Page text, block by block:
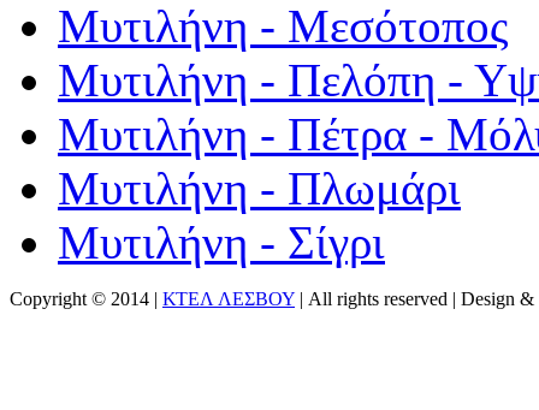
Μυτιλήνη - Μεσότοπος
Μυτιλήνη - Πελόπη -
Μυτιλήνη - Πέτρα -
Μυτιλήνη - Πλωμάρι
Μυτιλήνη - Σίγρι
Copyright © 2014 | ΚΤΕΛ ΛΕΣΒΟΥ | All rights reserved | Design &